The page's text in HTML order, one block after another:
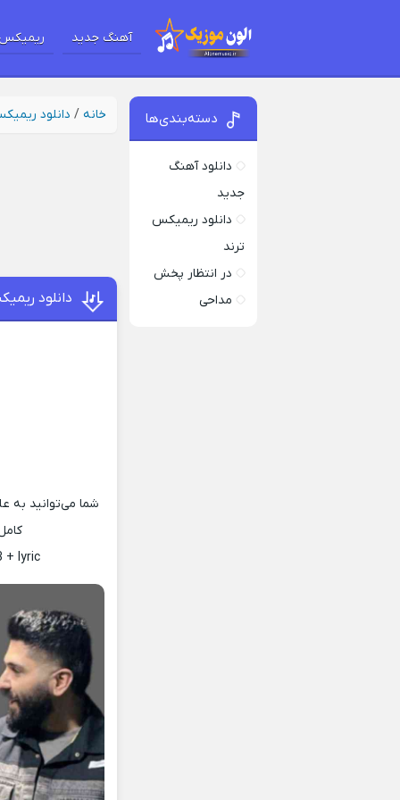
آهنگ جدید
خانه / دانلود
دانلود
شما می‌توانید به
+ lyric
دسته‌بندی‌ها
دانلود آهنگ
جدید
دانلود ریمیکس
ترند
در انتظار پخش
مداحی